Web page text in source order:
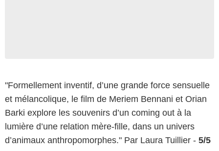
"Formellement inventif, d’une grande force sensuelle
et mélancolique, le film de Meriem Bennani et Orian
Barki explore les souvenirs d’un coming out à la
lumière d’une relation mère-fille, dans un univers
d’animaux anthropomorphes." Par Laura Tuillier - 5/5